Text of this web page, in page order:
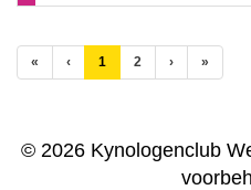
« ‹ 1 (huidige)
2 › »
© 2026 Kynologenclub